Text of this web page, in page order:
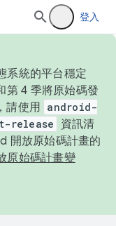
登入
系統的平台穩定
第 4 季將原始碼發
請使用 android-
release
資訊清
開放原始碼計畫的
原始碼計畫變